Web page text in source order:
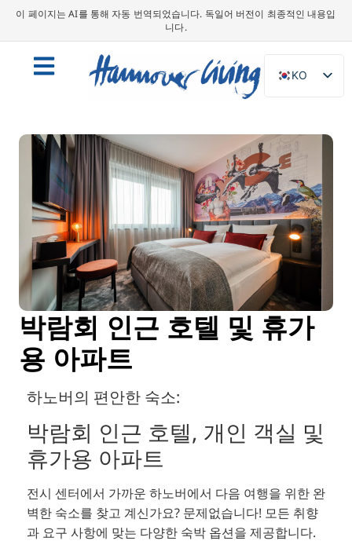
이 페이지는 AI를 통해 자동 번역되었습니다. 독일어 버전이 최종적인 내용입
니다.
KO
DE
NL
PL
ES
IT
DA
FR
PT
ZH
UK
BG
박람회 인근 호텔 및 휴가
용 아파트
하노버의 편안한 숙소:
박람회 인근 호텔, 개인 객실 및
휴가용 아파트
전시 센터에서 가까운 하노버에서 다음 여행을 위한 완
벽한 숙소를 찾고 계신가요? 문제없습니다! 모든 취향
과 요구 사항에 맞는 다양한 숙박 옵션을 제공합니다.